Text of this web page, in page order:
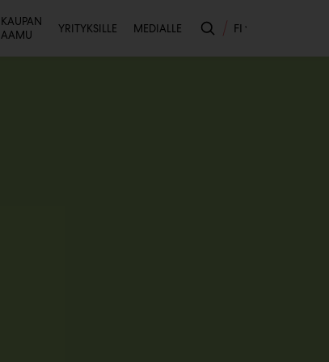
Toissijainen
KAUPAN
AAMU
YRITYKSILLE MEDIALLE FI